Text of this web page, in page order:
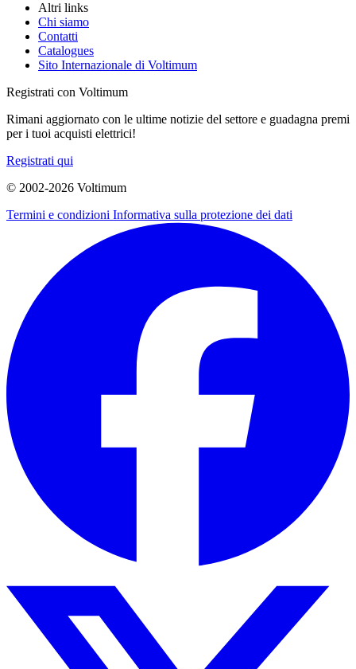
Altri links
Chi siamo
Contatti
Catalogues
Sito Internazionale di Voltimum
Registrati con Voltimum
Rimani aggiornato con le ultime notizie del settore e guadagna premi
per i tuoi acquisti elettrici!
Registrati qui
© 2002-2026 Voltimum
Termini e condizioni Informativa sulla protezione dei dati